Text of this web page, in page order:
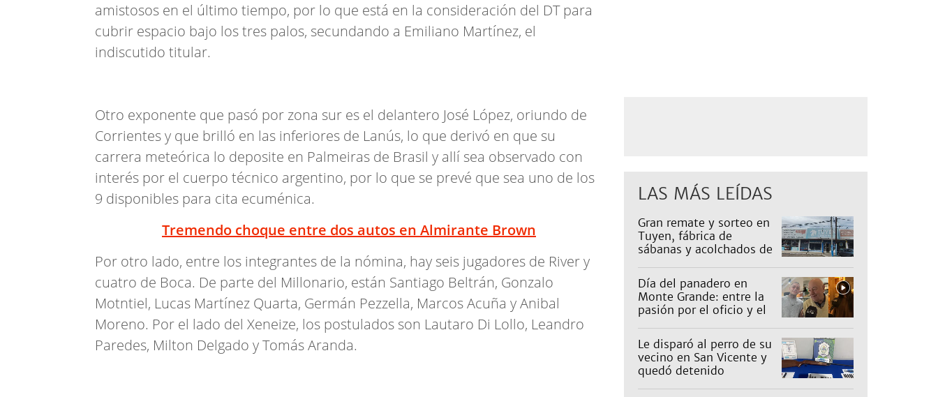
amistosos en el último tiempo, por lo que está en la consideración del DT para
cubrir espacio bajo los tres palos, secundando a Emiliano Martínez, el
indiscutido titular.
Otro exponente que pasó por zona sur es el delantero José López, oriundo de
Corrientes y que brilló en las inferiores de Lanús, lo que derivó en que su
carrera meteórica lo deposite en Palmeiras de Brasil y allí sea observado con
interés por el cuerpo técnico argentino, por lo que se prevé que sea uno de los
9 disponibles para cita ecuménica.
Tremendo choque entre dos autos en Almirante Brown
Por otro lado, entre los integrantes de la nómina, hay seis jugadores de River y
cuatro de Boca. De parte del Millonario, están Santiago Beltrán, Gonzalo
Motntiel, Lucas Martínez Quarta, Germán Pezzella, Marcos Acuña y Anibal
Moreno. Por el lado del Xeneize, los postulados son Lautaro Di Lollo, Leandro
Paredes, Milton Delgado y Tomás Aranda.
LAS MÁS LEÍDAS
Gran remate y sorteo en
Tuyen, fábrica de
sábanas y acolchados de
desde $1.000
Día del panadero en
Monte Grande: entre la
pasión por el oficio y el
ventas
Le disparó al perro de su
vecino en San Vicente y
quedó detenido